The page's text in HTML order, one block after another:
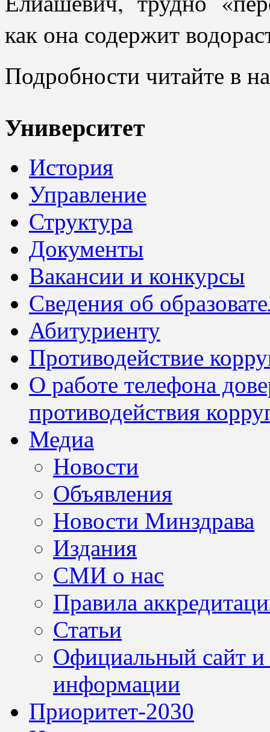
как она содержит
Подробности читайте в
Университет
История
Управление
Структура
Документы
Вакансии и конкурсы
Сведения об
Абитуриенту
Противодействие
О работе телефона
противодействия
Медиа
Новости
Объявления
Новости Минздрава
Издания
СМИ о нас
Правила
Статьи
Официальный сайт
информации
Приоритет-2030